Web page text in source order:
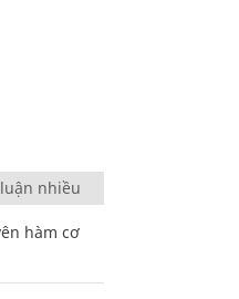
nhiều
hàm cơ